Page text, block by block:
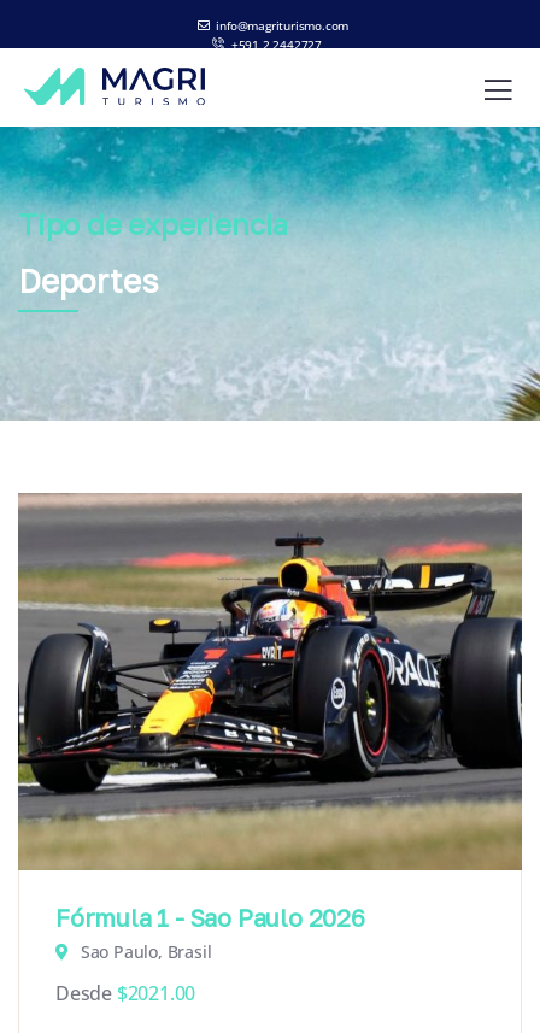
info@magriturismo.com
+591 2 2442727
Tipo de experiencia
Deportes
Fórmula 1 - Sao Paulo 2026
Sao Paulo, Brasil
Desde $2021.00